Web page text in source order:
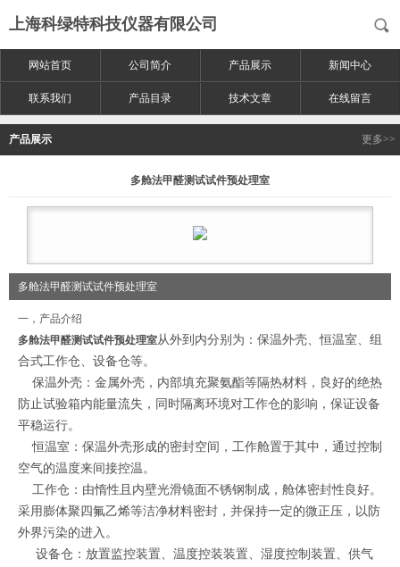
上海科绿特科技仪器有限公司
网站首页 公司简介 产品展示 新闻中心
联系我们 产品目录 技术文章 在线留言
产品展示 更多>>
多舱法甲醛测试试件预处理室
多舱法甲醛测试试件预处理室
一，产品介绍
多舱法甲醛测试试件预处理室从外到内分别为：保温外壳、恒温室、组
合式工作仓、设备仓等。
保温外壳：金属外壳，内部填充聚氨酯等隔热材料，良好的绝热
防止试验箱内能量流失，同时隔离环境对工作仓的影响，保证设备
平稳运行。
恒温室：保温外壳形成的密封空间，工作舱置于其中，通过控制
空气的温度来间接控温。
工作仓：由惰性且内壁光滑镜面不锈钢制成，舱体密封性良好。
采用膨体聚四氟乙烯等洁净材料密封，并保持一定的微正压，以防
外界污染的进入。
设备仓：放置监控装置、温度控装装置、湿度控制装置、供气